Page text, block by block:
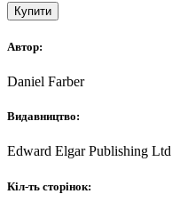
Купити
Автор:
Daniel Farber
Видавництво:
Edward Elgar Publishing Ltd
Кіл-ть сторінок: